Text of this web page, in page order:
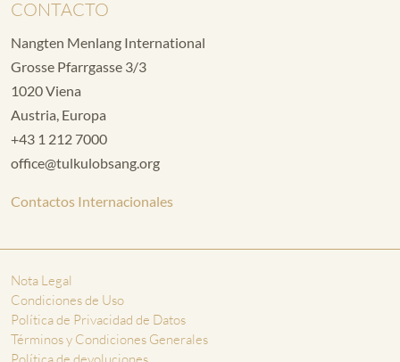
CONTACTO
Nangten Menlang International
Grosse Pfarrgasse 3/3
1020 Viena
Austria, Europa
+43 1 212 7000
office@tulkulobsang.org
Contactos Internacionales
Nota Legal
Condiciones de Uso
Política de Privacidad de Datos
Términos y Condiciones Generales